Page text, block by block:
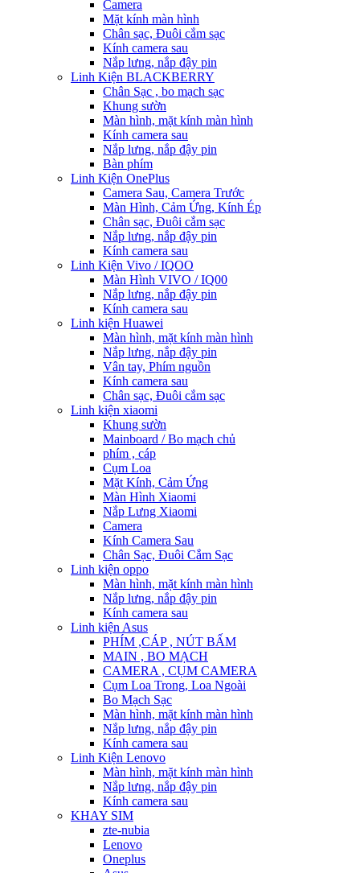
Camera
Mặt kính màn hình
Chân sạc, Đuôi cắm sạc
Kính camera sau
Nắp lưng, nắp đậy pin
Linh Kiện BLACKBERRY
Chân Sạc , bo mạch sạc
Khung sườn
Màn hình, mặt kính màn hình
Kính camera sau
Nắp lưng, nắp đậy pin
Bàn phím
Linh Kiện OnePlus
Camera Sau, Camera Trước
Màn Hình, Cảm Ứng, Kính Ép
Chân sạc, Đuôi cắm sạc
Nắp lưng, nắp đậy pin
Kính camera sau
Linh Kiện Vivo / IQOO
Màn Hình VIVO / IQ00
Nắp lưng, nắp đậy pin
Kính camera sau
Linh kiện Huawei
Màn hình, mặt kính màn hình
Nắp lưng, nắp đậy pin
Vân tay, Phím nguồn
Kính camera sau
Chân sạc, Đuôi cắm sạc
Linh kiện xiaomi
Khung sườn
Mainboard / Bo mạch chủ
phím , cáp
Cụm Loa
Mặt Kính, Cảm Ứng
Màn Hình Xiaomi
Nắp Lưng Xiaomi
Camera
Kính Camera Sau
Chân Sạc, Đuôi Cắm Sạc
Linh kiện oppo
Màn hình, mặt kính màn hình
Nắp lưng, nắp đậy pin
Kính camera sau
Linh kiện Asus
PHÍM ,CÁP , NÚT BẤM
MAIN , BO MẠCH
CAMERA , CỤM CAMERA
Cụm Loa Trong, Loa Ngoài
Bo Mạch Sạc
Màn hình, mặt kính màn hình
Nắp lưng, nắp đậy pin
Kính camera sau
Linh Kiện Lenovo
Màn hình, mặt kính màn hình
Nắp lưng, nắp đậy pin
Kính camera sau
KHAY SIM
zte-nubia
Lenovo
Oneplus